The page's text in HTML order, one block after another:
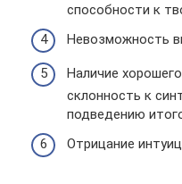
способности к
Невозможность
Наличие
склонность к
подведению
Отрицание